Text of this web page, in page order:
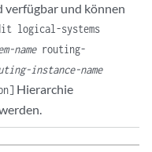
verfügbar und können
logical-systems
namerouting-
instance-name
Hierarchie